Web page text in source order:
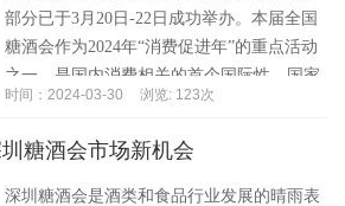
部分已于3月20日-22日成功举办。本届全国
糖酒会作为2024年“消费促进年”的重点活动
之一，是国内消费相关的首个国际性、国家
级超大型展会。本届糖酒会展览部分展...…
时间：2024-03-30 浏览: 123次
糖酒会市场新机会
深圳糖酒会是酒类和食品行业发展的晴雨表